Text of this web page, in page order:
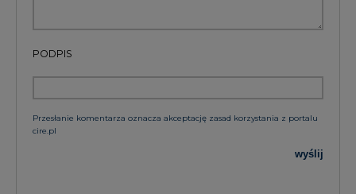
postaci newslettera pocztą elektroniczną od
Agencji Rynku Energii S.A z siedzibą w